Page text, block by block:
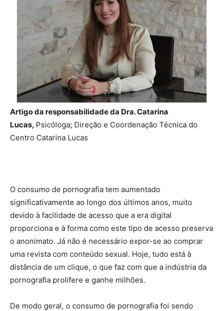
Artigo da responsabilidade da Dra. Catarina
Lucas, Psicóloga; Direção e Coordenação Técnica do
Centro Catarina Lucas
O consumo de pornografia tem aumentado
significativamente ao longo dos últimos anos, muito
devido à facilidade de acesso que a era digital
proporciona e à forma como este tipo de acesso preserva
o anonimato. Já não é necessário expor-se ao comprar
uma revista com conteúdo sexual. Hoje, tudo está à
distância de um clique, o que faz com que a indústria da
pornografia prolifere e ganhe milhões.
De modo geral, o consumo de pornografia foi sendo